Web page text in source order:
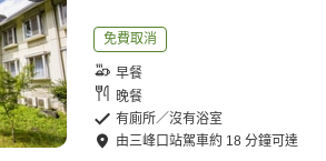
免費取消
早餐
晚餐
有廁所／沒有浴室
由三峰口站駕車約 18 分鐘可達